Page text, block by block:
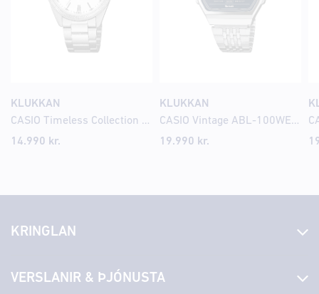
KLUKKAN
CASIO Timeless Collection UTP-1302PD-7AVEF
14.990 kr.
KLUKKAN
CASIO Vintage ABL-100WE-2AEF Snjallúr
19.990 kr.
KRINGLAN
Laus störf
VERSLANIR & ÞJÓNUSTA